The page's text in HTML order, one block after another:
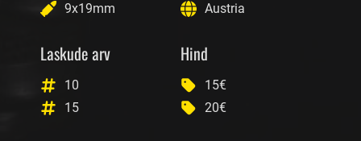
9x19mm Austria
Laskude arv
10
15
Hind
15€
20€